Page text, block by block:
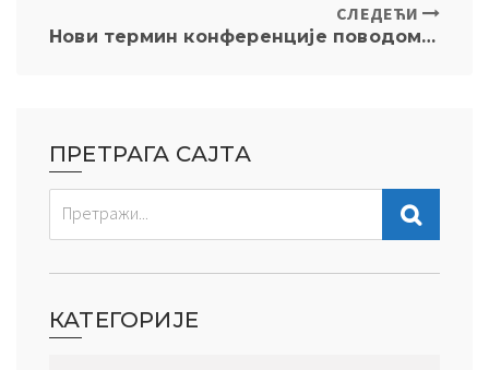
СЛЕДЕЋИ
Нови термин конференције поводом обележавања 30 година Пекиншке декларације и 15 година Повереника за заштиту равноправности Републике Србије, 17/18 новембар 2025
ПРЕТРАГА САЈТА
КАТЕГОРИЈЕ